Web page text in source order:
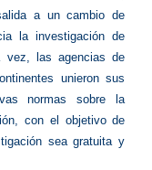
a un cambio de
la investigación de
vez, las agencias de
unieron sus
normas sobre la
con el objetivo de
sea gratuita y